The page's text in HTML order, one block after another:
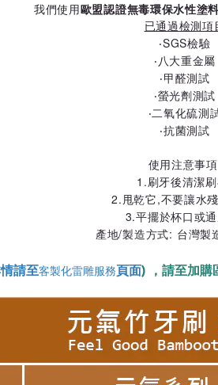
我們使用歐盟認證無毒環保水性塗
已通過檢測項
‧SGS檢驗
‧八大重金屬
‧甲醛測試
‧螢光劑測試
‧二氧化硫測
‧抗菌測試
使用注意事
1.刷牙後清潔
2.甩乾它,不要讓水
3.平擺於杯口或
產地/製造方式: 台灣製
請至客製化雷雕服務頁面) ，請至加購